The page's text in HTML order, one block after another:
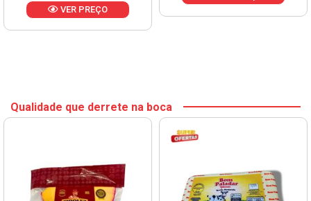
VER PREÇO
Qualidade que derrete na boca